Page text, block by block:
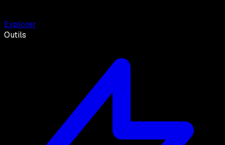
Explorer
Outils